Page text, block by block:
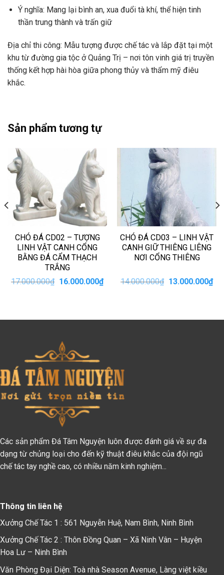
Ý nghĩa: Mang lại bình an, xua đuổi tà khí, thể hiện tinh
thần trung thành và trấn giữ
Địa chỉ thi công: Mẫu tượng được chế tác và lắp đặt tại một
khu từ đường gia tộc ở Quảng Trị – nơi tôn vinh giá trị truyền
thống kết hợp hài hòa giữa phong thủy và thẩm mỹ điêu
khắc.
Sản phẩm tương tự
CHÓ ĐÁ CD02 – TƯỢNG
LINH VẬT CANH CỔNG
BẰNG ĐÁ CẨM THẠCH
TRẮNG
17.000.000₫ Giá
16.000.000₫Giá
hiện
CHÓ ĐÁ CD03 – LINH VẬT
CANH GIỮ THIÊNG LIÊNG
NƠI CỔNG THIÊNG
14.000.000₫ Giá
13.000.000₫Giá
Các sản phẩm Đá Tâm Nguyện luôn được đánh giá về sự đa
dạng từ chủng loại cho đến kỹ thuật điêu khắc của đội ngũ
chế tác tay nghề cao, có nhiều năm kinh nghiệm...
Thông tin liên hệ
Xưởng Chế Tác 1 : 561 Nguyễn Huệ, Nam Bình, Ninh Bình
Xưởng Chế Tác 2 : Thôn Đồng Quan – Xã Ninh Vân – Huyện
Hoa Lư – Ninh Bình
Văn Phòng Đại Diện: Toà nhà Season Avenue, Làng việt kiều